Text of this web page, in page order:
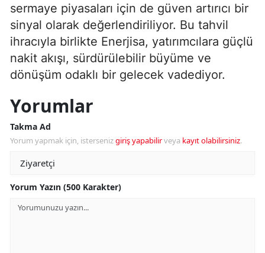
sermaye piyasaları için de güven artırıcı bir
sinyal olarak değerlendiriliyor. Bu tahvil
ihracıyla birlikte Enerjisa, yatırımcılara güçlü
nakit akışı, sürdürülebilir büyüme ve
dönüşüm odaklı bir gelecek vadediyor.
Yorumlar
Takma Ad
Yorum yapmak için, istersenizgiriş yapabilirveya kayıt olabilirsiniz.
Yorum Yazın (500 Karakter)